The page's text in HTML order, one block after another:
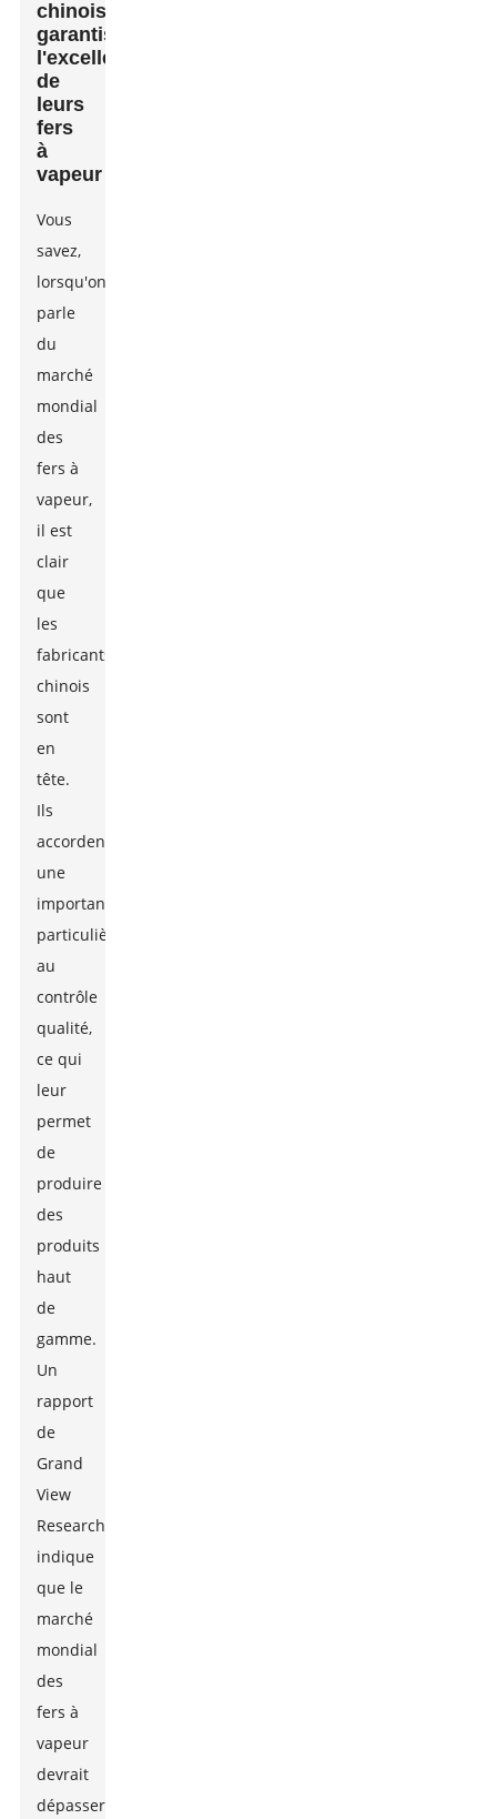
chinois
garantissent
l'excellence
de
leurs
fers
à
vapeur
Vous
savez,
lorsqu'on
parle
du
marché
mondial
des
fers à
vapeur,
il est
clair
que
les
fabricants
chinois
sont
en
tête.
Ils
accordent
une
importance
particulière
au
contrôle
qualité,
ce qui
leur
permet
de
produire
des
produits
haut
de
gamme.
Un
rapport
de
Grand
View
Research
indique
que le
marché
mondial
des
fers à
vapeur
devrait
dépasser